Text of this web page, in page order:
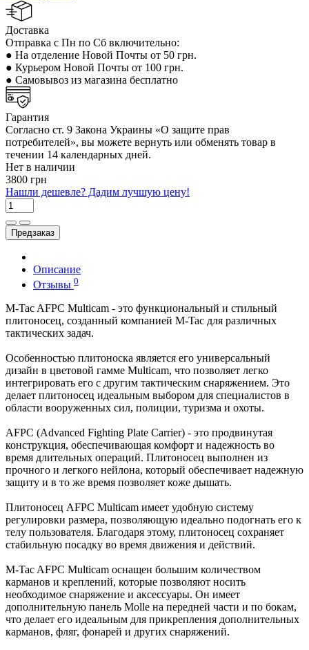
Доставка
Отправка с Пн по Сб включительно:
● На отделение Новой Почты от 50 грн.
● Курьером Новой Почты от 100 грн.
● Самовывоз из магазина бесплатно
Гарантия
Согласно ст. 9 Закона Украины «О защите прав
потребителей», вы можете вернуть или обменять товар в
течении 14 календарных дней.
Нет в наличии
3800 грн
Нашли дешевле? Дадим лучшую цену!
Предзаказ
Описание
Отзывы 0
M-Tac AFPC Multicam - это функциональный и стильный
плитоносец, созданный компанией M-Tac для различных
тактических задач.
Особенностью плитоноска является его универсальный
дизайн в цветовой гамме Multicam, что позволяет легко
интегрировать его с другим тактическим снаряжением. Это
делает плитоносец идеальным выбором для специалистов в
области вооруженных сил, полиции, туризма и охоты.
AFPC (Advanced Fighting Plate Carrier) - это продвинутая
конструкция, обеспечивающая комфорт и надежность во
время длительных операций. Плитоносец выполнен из
прочного и легкого нейлона, который обеспечивает надежную
защиту и в то же время позволяет коже дышать.
Плитоносец AFPC Multicam имеет удобную систему
регулировки размера, позволяющую идеально подогнать его к
телу пользователя. Благодаря этому, плитоносец сохраняет
стабильную посадку во время движения и действий.
M-Tac AFPC Multicam оснащен большим количеством
карманов и креплений, которые позволяют носить
необходимое снаряжение и аксессуары. Он имеет
дополнительную панель Molle на передней части и по бокам,
что делает его идеальным для прикрепления дополнительных
карманов, фляг, фонарей и других снаряжений.